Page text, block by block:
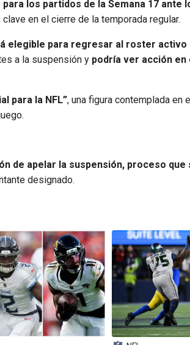
los partidos de la Semana 17 ante
en el cierre de la temporada regular.
elegible para regresar al roster activo
a la suspensión y podría ver acción
para la NFL”, una figura contemplada en
de apelar la suspensión, proceso que
designado.